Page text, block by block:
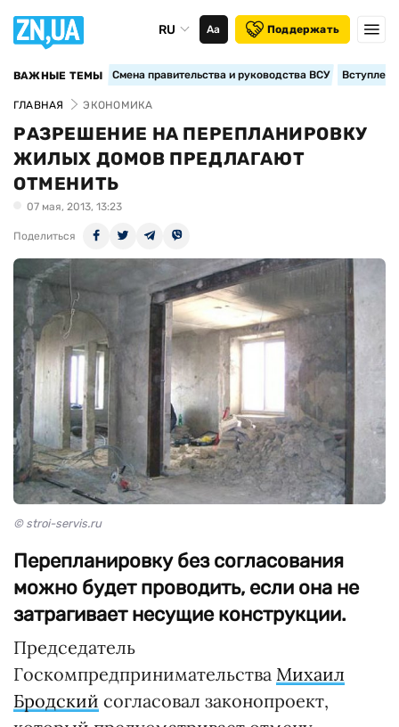
RU Аа Поддержать
ВАЖНЫЕ ТЕМЫ Смена правительства и руководства ВСУ
ГЛАВНАЯ ЭКОНОМИКА
РАЗРЕШЕНИЕ НА ПЕРЕПЛАНИРОВКУ
ЖИЛЫХ ДОМОВ ПРЕДЛАГАЮТ
ОТМЕНИТЬ
07 мая, 2013, 13:23
Поделиться
© stroi-servis.ru
Перепланировку без согласования
можно будет проводить, если она не
затрагивает несущие конструкции.
Председатель
Госкомпредпринимательства Михаил
Бродский согласовал законопроект,